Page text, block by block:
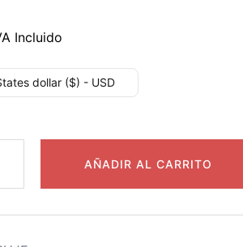
Incluido
dollar ($) - USD
AÑADIR AL CARRITO